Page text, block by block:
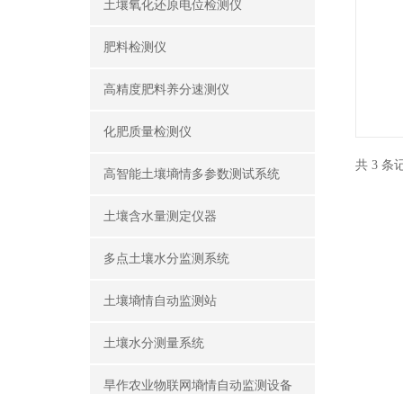
土壤氧化还原电位检测仪
肥料检测仪
高精度肥料养分速测仪
化肥质量检测仪
高智能土壤墒情多参数测试系统
土壤含水量测定仪器
多点土壤水分监测系统
土壤墒情自动监测站
土壤水分测量系统
旱作农业物联网墒情自动监测设备
共 3 条